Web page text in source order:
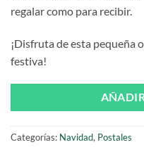
regalar como para recibir.
¡Disfruta de esta pequeña
festiva!
Categorías: Navidad, Postales